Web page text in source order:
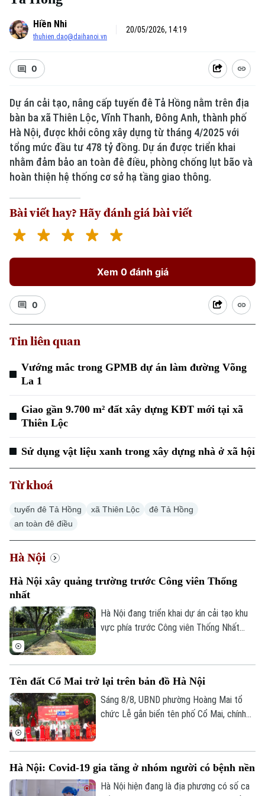
Hiền Nhi
thuhien.dao@daihanoi.vn
20/05/2026, 14:19
0
Dự án cải tạo, nâng cấp tuyến đê Tả Hồng nằm trên địa
bàn ba xã Thiên Lộc, Vĩnh Thanh, Đông Anh, thành phố
Hà Nội, được khởi công xây dựng từ tháng 4/2025 với
tổng mức đầu tư 478 tỷ đồng. Dự án được triển khai
nhằm đảm bảo an toàn đê điều, phòng chống lụt bão và
hoàn thiện hệ thống cơ sở hạ tầng giao thông.
Bài viết hay? Hãy đánh giá bài viết
Xem 0 đánh giá
0
Tin liên quan
Vướng mắc trong GPMB dự án làm đường Võng
La 1
Giao gần 9.700 m² đất xây dựng KĐT mới tại xã
Thiên Lộc
Sử dụng vật liệu xanh trong xây dựng nhà ở xã hội
Từ khoá
tuyến đê Tả Hồng xã Thiên Lộc
đê Tả Hồng
an toàn đê điều
Hà Nội
Hà Nội xây quảng trường trước Công viên Thống
nhất
Hà Nội đang triển khai dự án cải tạo khu
vực phía trước Công viên Thống Nhất
cộng tại khu vực trung tâm Thủ đô.
Tên đất Cổ Mai trở lại trên bản đồ Hà Nội
Sáng 8/8, UBND phường Hoàng Mai tổ
chức Lễ gắn biển tên phố Cổ Mai, chính
động chào mừng kỷ niệm 81 năm Cách
mạng Tháng Tám thành công và Quốc
Hà Nội: Covid-19 gia tăng ở nhóm người có bệnh nền
Hà Nội hiện đang là địa phương có số ca